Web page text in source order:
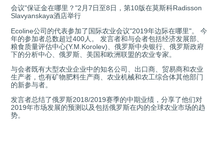
会议"保证金在哪里？"2月7日至8日，第10版在莫斯科Radisson
Slavyanskaya酒店举行
Ecoline公司的代表参加了国际农业会议"2019年边际在哪里"。 今
年的参加者总数超过400人。 发言者和与会者包括经济发展部、
粮食质量评估中心(Y.M.Korolev)、俄罗斯中央银行、俄罗斯政府
下的分析中心、俄罗斯、美国和欧洲联盟的农业专家。
与会者既有大型农业企业中的知名公司、出口商、贸易商和农业
生产者，也有矿物肥料生产商、农业机械和农工综合体其他部门
的新参与者。
发言者总结了俄罗斯2018/2019赛季的中期业绩，分享了他们对
2019年市场发展的预测以及包括俄罗斯在内的全球农业市场的趋
势。